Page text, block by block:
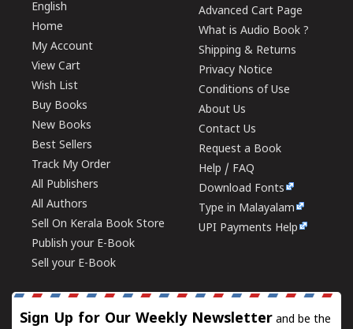
English
Home
My Account
View Cart
Wish List
Buy Books
New Books
Best Sellers
Track My Order
All Publishers
All Authors
Sell On Kerala Book Store
Publish your E-Book
Sell your E-Book
Advanced Cart Page
What is Audio Book ?
Shipping & Returns
Privacy Notice
Conditions of Use
About Us
Contact Us
Request a Book
Help / FAQ
Download Fonts
Type in Malayalam
UPI Payments Help
Sign Up for Our Weekly Newsletter and be the